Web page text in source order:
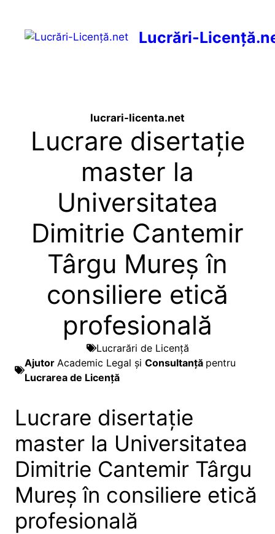
Lucrări-
lucrari-licenta.net
Lucrare disertație
master la
Universitatea
Dimitrie Cantemir
Târgu Mureș în
consiliere etică
profesională
Lucrarări de Licență
Ajutor Academic Legal și Consultanță pentru
Lucrarea de Licență
Lucrare disertație
master la Universitatea
Dimitrie Cantemir Târgu
Mureș în consiliere etică
profesională